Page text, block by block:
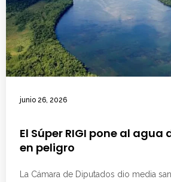
junio 26, 2026
El Súper RIGI pone al agua
en peligro
La Cámara de Diputados dio media